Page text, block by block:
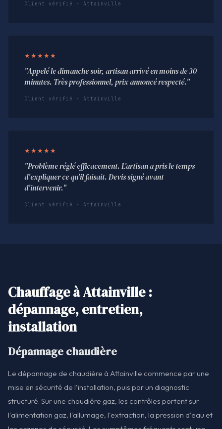
Client vérifié · Attainville
★★★★★
"Appelé le dimanche soir, artisan arrivé en moins de 30
minutes. Très professionnel, prix annoncé respecté."
Client vérifié · Attainville
★★★★★
"Problème réglé efficacement. L'artisan a pris le temps
d'expliquer ce qu'il faisait. Devis signé avant
d'intervenir."
Client vérifié · Attainville
Chauffage à Attainville :
dépannage, entretien,
installation
Dépannage chaudière
Le dépannage de chaudière à Attainville commence par une
mise en sécurité de l'installation, puis par un diagnostic
structuré. Sur une chaudière gaz, les contrôles portent sur
l'alimentation gaz, l'allumage, l'extraction, la pression d'eau et